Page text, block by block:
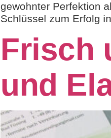
gewohnter Perfektion
Schlüssel zum Erfolg
Frisch
und